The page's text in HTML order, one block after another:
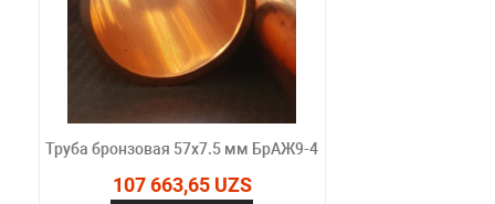
Труба бронзовая 57х7.5 мм БрАЖ9-4
107 663,65 UZS